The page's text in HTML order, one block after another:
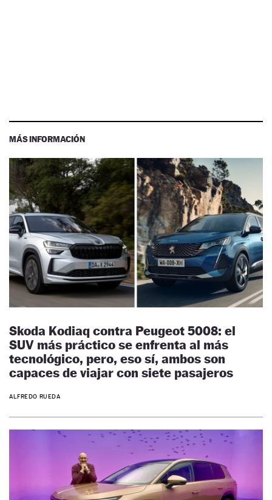
MÁS INFORMACIÓN
Skoda Kodiaq contra Peugeot 5008: el
SUV más práctico se enfrenta al más
tecnológico, pero, eso sí, ambos son
capaces de viajar con siete pasajeros
ALFREDO RUEDA